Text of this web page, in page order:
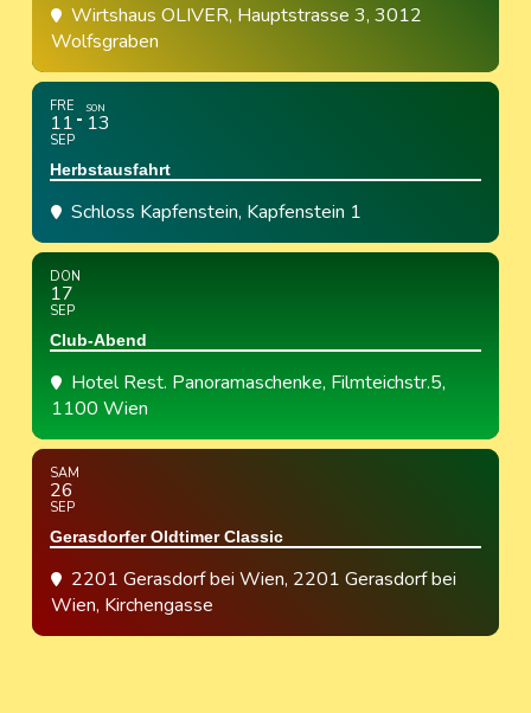
Wirtshaus OLIVER, Hauptstrasse 3, 3012
Wolfsgraben
FRE
11
SEP
SON
13
Herbstausfahrt
Schloss Kapfenstein, Kapfenstein 1
DON
17
SEP
Club-Abend
Hotel Rest. Panoramaschenke, Filmteichstr.5,
1100 Wien
SAM
26
SEP
Gerasdorfer Oldtimer Classic
2201 Gerasdorf bei Wien, 2201 Gerasdorf bei
Wien, Kirchengasse